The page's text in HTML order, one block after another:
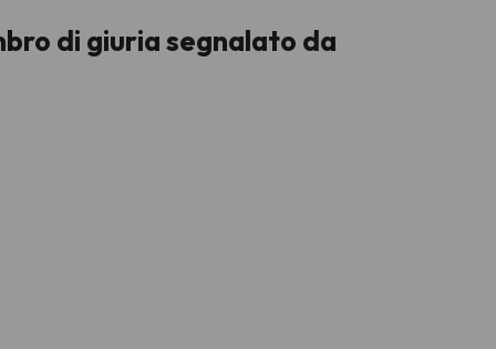
di giuria segnalato da